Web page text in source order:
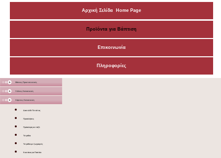
Αρχική Σελίδα Home Page
Προϊόντα για Βάπτιση
Επικοινωνία
Πληροφορίες
Μάσκες Προστατευτικές
Ξύλινες Κατασκευές
Χάρτινες Κατασκευές
Δακτυλίδι Πετσέτας
Προσκλήσεις
Πρόσκληση σε πάζλ
Τετράδια
Τετράδια με ζωγραφιές
Κουτάκια για Παστάκι